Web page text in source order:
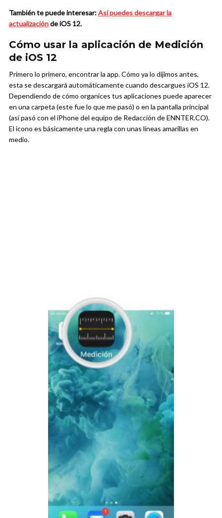
También te puede interesar:Así puedes descargar la
actualizaciónde iOS 12.
Cómo usar la aplicación de Medición
de iOS 12
Primero lo primero, encontrar la app. Cómo ya lo dijimos antes,
esta se descargará automáticamente cuando descargues iOS 12.
Dependiendo de cómo organices tus aplicaciones puede aparecer
en una carpeta (este fue lo que me pasó) o en la pantalla principal
(así pasó con el iPhone del equipo de Redacción de ENNTER.CO).
El icono es básicamente una regla con unas líneas amarillas en
medio.